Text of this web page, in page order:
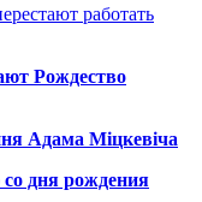
работать
Рождество
Адама Міцкевіча
дня рождения